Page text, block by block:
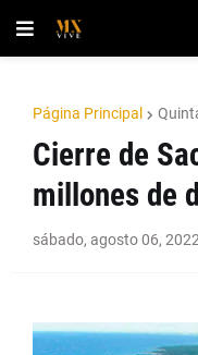
Página Principal
Cierre de
millones de
sábado, agosto 06, 2022